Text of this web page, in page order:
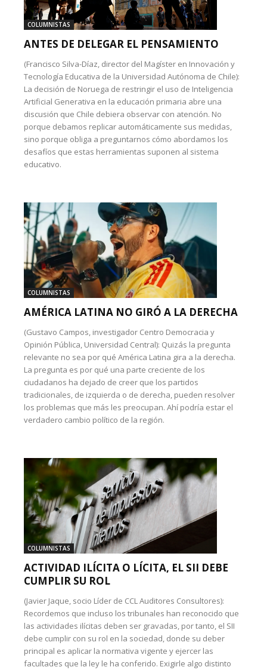
COLUMNISTAS
ANTES DE DELEGAR EL PENSAMIENTO
(Francisco Silva-Díaz, director del Magíster en Innovación y
Tecnología Educativa de la Universidad Autónoma de Chile):
La decisión de Noruega de restringir el uso de Inteligencia
Artificial Generativa en la educación primaria abre una
discusión que Chile debiera observar con atención. No
porque debamos replicar automáticamente sus medidas,
sino porque obliga a preguntarnos cómo abordamos los
desafíos que estas herramientas suponen al sistema
educativo.
COLUMNISTAS
AMÉRICA LATINA NO GIRÓ A LA DERECHA
(Gustavo Campos, investigador Centro Democracia y
Opinión Pública, Universidad Central): Quizás la pregunta
relevante no sea por qué América Latina gira a la derecha.
La pregunta es por qué una parte creciente de los
ciudadanos ha dejado de creer que los partidos
tradicionales, de izquierda o de derecha, pueden resolver
los problemas que más les preocupan. Ahí podría estar el
verdadero cambio político de la región.
COLUMNISTAS
ACTIVIDAD ILÍCITA O LÍCITA, EL SII DEBE
CUMPLIR SU ROL
(Javier Jaque, socio Líder de CCL Auditores Consultores):
Recordemos que incluso los tribunales han reconocido que
las actividades ilícitas deben ser gravadas, por tanto, el SII
debe cumplir con su rol en la sociedad, donde su deber
principal es aplicar la normativa vigente y ejercer las
facultades que la ley le ha conferido. Exigirle algo distinto